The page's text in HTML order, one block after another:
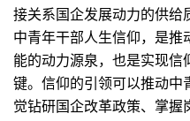
接关系国企发展动力的供给
中青年干部人生信仰，是推
能的动力源泉，也是实现信
键。信仰的引领可以推动中
觉钻研国企改革政策、掌握